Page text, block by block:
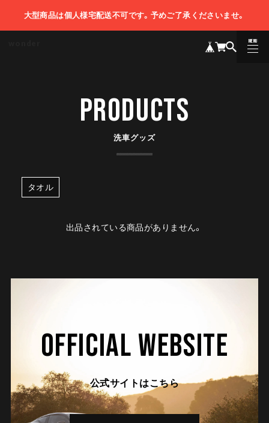
大型商品は個人様宅配送不可です。予めご了承くださいませ。
MENU
CLOSE
PRODUCTS
洗車グッズ
タオル
出品されている商品がありません。
OFFICIAL WEBSITE
公式サイトはこちら